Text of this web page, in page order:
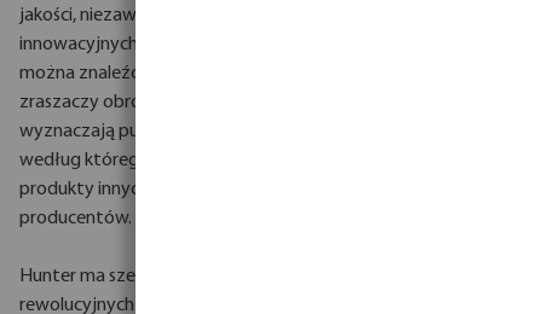
jakości, niezawodności i
innowacyjnych funkcji, które
można znaleźć w linii
zraszaczy obrotowych i nadal
wyznaczają punkt odniesienia,
według którego oceniane są
produkty innych
producentów.
Hunter ma szereg
rewolucyjnych alternatyw dla